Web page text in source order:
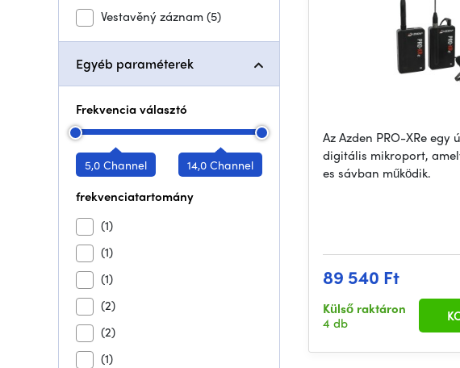
Vestavěný záznam(5)
Egyéb paraméterek
Frekvencia választó
5,0 Channel 14,0 Channel
frekvenciatartomány
(1)
(1)
(1)
(2)
(2)
(1)
Az Azden PRO-XRe egy
digitális mikroport,
es sávban működik.
89 540 Ft
Külső raktáron
4 db